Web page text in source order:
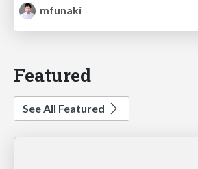
mfunaki
Featured
See All Featured